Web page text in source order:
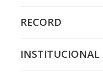
RECORD
INSTITUCIONAL